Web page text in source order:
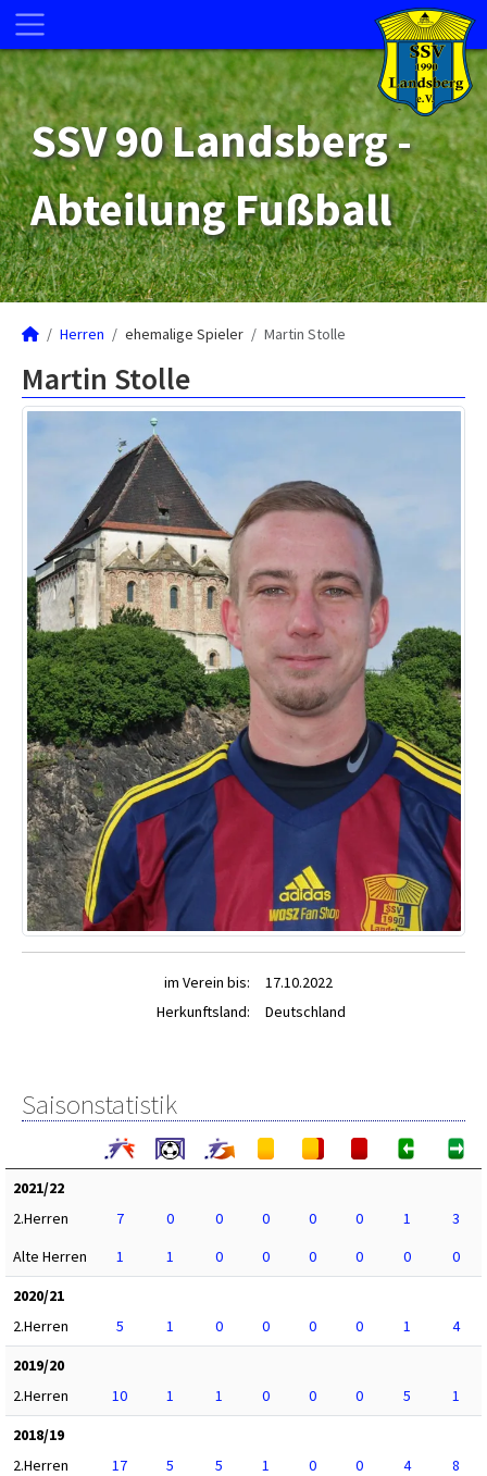
SSV 90 Landsberg -
Abteilung Fußball
Herren ehemalige Spieler Martin Stolle
Martin Stolle
im Verein bis:
17.10.2022
Herkunftsland:
Deutschland
Saisonstatistik
2021/22
2.Herren
7 0 0 0 0 0 1
3
Alte Herren
1 1 0 0 0 0 0
0
2020/21
2.Herren
5 1 0 0 0 0 1
4
2019/20
2.Herren
10 1 1 0 0 0 5
1
2018/19
2.Herren
17 5 5 1 0 0 4
8